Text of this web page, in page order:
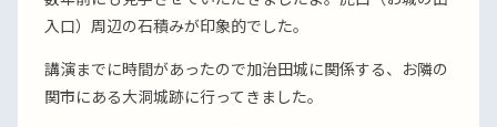
入口）周辺の石積みが印象的でした。
講演までに時間があったので加治田城に関係する、お隣の
関市にある大洞城跡に行ってきました。